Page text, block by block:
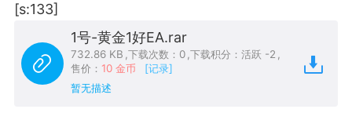
Lv.9 神隐会员 靓号
EA+
趋势
[s:133]
1号-黄金1好EA.rar
732.86 KB ,下载次数：0 ,下载积分：活跃 -2 ,
售价： 10 金币
[记录]
暂无描述